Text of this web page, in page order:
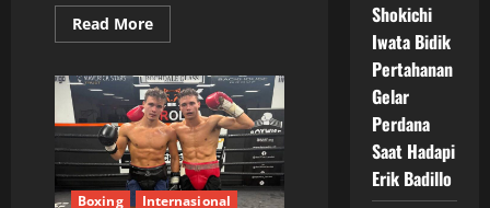
Read MoreRead
more
Nistor
Resmi
Bergabung
dengan
Zuffa
Boxing,
Prospek
Baru
Boxing Internasional
Shokichi
Iwata Bidik
Pertahanan
Gelar
Perdana
Saat Hadapi
Erik Badillo